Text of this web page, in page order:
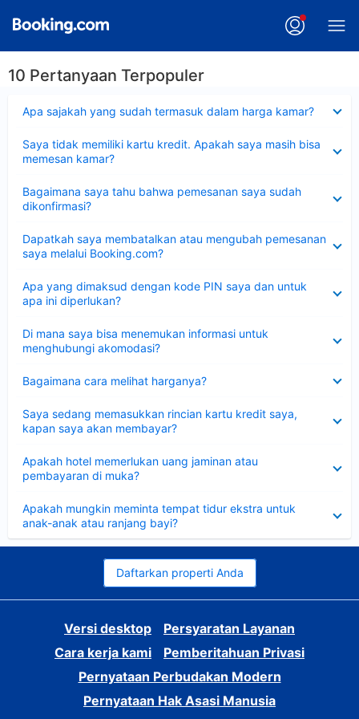
10 Pertanyaan Terpopuler
Apa sajakah yang sudah termasuk dalam harga kamar?
Saya tidak memiliki kartu kredit. Apakah saya masih bisa
memesan kamar?
Bagaimana saya tahu bahwa pemesanan saya sudah
dikonfirmasi?
Dapatkah saya membatalkan atau mengubah pemesanan
saya melalui Booking.com?
Apa yang dimaksud dengan kode PIN saya dan untuk
apa ini diperlukan?
Di mana saya bisa menemukan informasi untuk
menghubungi akomodasi?
Bagaimana cara melihat harganya?
Saya sedang memasukkan rincian kartu kredit saya,
kapan saya akan membayar?
Apakah hotel memerlukan uang jaminan atau
pembayaran di muka?
Apakah mungkin meminta tempat tidur ekstra untuk
anak-anak atau ranjang bayi?
Daftarkan properti Anda
Versi desktop
Persyaratan Layanan
Cara kerja kami
Pemberitahuan Privasi
Pernyataan Perbudakan Modern
Pernyataan Hak Asasi Manusia